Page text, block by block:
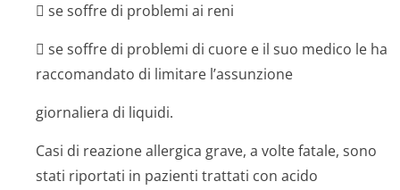
 se soffre di problemi ai reni
 se soffre di problemi di cuore e il suo medico le ha
raccomandato di limitare l’assunzione
giornaliera di liquidi.
Casi di reazione allergica grave, a volte fatale, sono
stati riportati in pazienti trattati con acido